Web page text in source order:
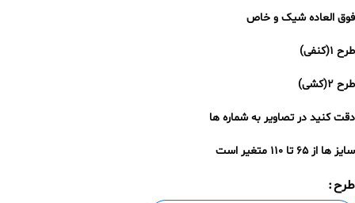
فوق العاده شیک و خاص
طرح ۱(کنفی)
طرح ۲(کشی)
دقت کنید در تصاویر به شماره ها
سایز ها از ۶۵ تا ۱۱۰ متغیر است
طرح